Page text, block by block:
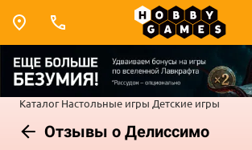
Каталог Настольные игры Детские игры
Отзывы о Делиссимо